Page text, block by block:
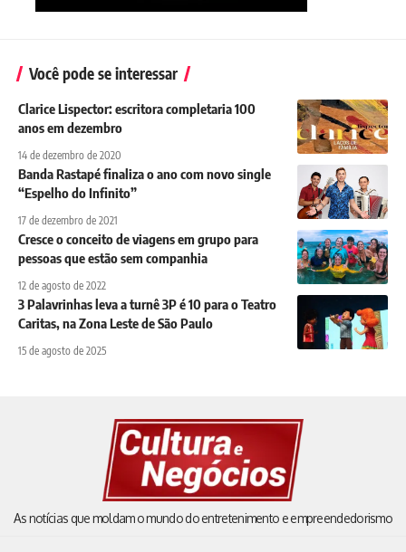
Você pode se interessar
Clarice Lispector: escritora completaria 100
anos em dezembro
14 de dezembro de 2020
Banda Rastapé finaliza o ano com novo single
“Espelho do Infinito”
17 de dezembro de 2021
Cresce o conceito de viagens em grupo para
pessoas que estão sem companhia
12 de agosto de 2022
3 Palavrinhas leva a turnê 3P é 10 para o Teatro
Caritas, na Zona Leste de São Paulo
15 de agosto de 2025
As notícias que moldam o mundo do entretenimento e empreendedorismo